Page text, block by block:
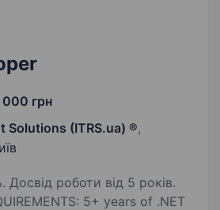
000 грн
Solutions (ITRS.ua) ®,
Досвід роботи від 5 років.